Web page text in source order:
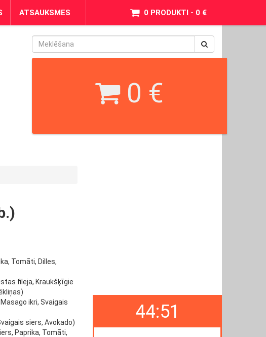
0 PRODUKTI - 0 €
ATSAUKSMES
0 €
44:50
Tomāti, Dilles,
fileja, Kraukšķīgie
ikri, Svaigais
siers, Avokado)
Paprika, Tomāti,